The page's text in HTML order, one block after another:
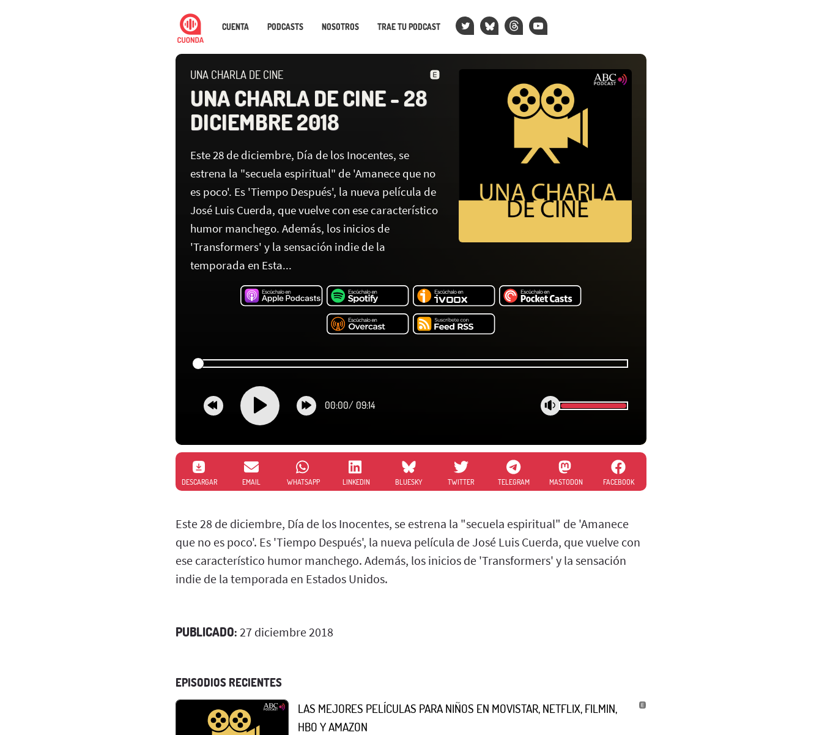
CUENTA PODCASTS NOSOTROS TRAE TU PODCAST
UNA CHARLA DE CINE
UNA CHARLA DE CINE - 28
DICIEMBRE 2018
Este 28 de diciembre, Día de los Inocentes, se
estrena la "secuela espiritual" de 'Amanece que no
es poco'. Es 'Tiempo Después', la nueva película de
José Luis Cuerda, que vuelve con ese característico
humor manchego. Además, los inicios de
'Transformers' y la sensación indie de la
temporada en Esta...
00:00/ 09:14
DESCARGAR EMAIL WHATSAPP LINKEDIN BLUESKY TWITTER TELEGRAM MASTODON FACEBOOK
Este 28 de diciembre, Día de los Inocentes, se estrena la "secuela espiritual" de 'Amanece
que no es poco'. Es 'Tiempo Después', la nueva película de José Luis Cuerda, que vuelve con
ese característico humor manchego. Además, los inicios de 'Transformers' y la sensación
indie de la temporada en Estados Unidos.
PUBLICADO: 27 diciembre 2018
EPISODIOS RECIENTES
LAS MEJORES PELÍCULAS PARA NIÑOS EN MOVISTAR, NETFLIX, FILMIN,
HBO Y AMAZON